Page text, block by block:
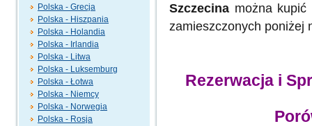
Polska - Grecja
Polska - Hiszpania
Polska - Holandia
Polska - Irlandia
Polska - Litwa
Polska - Luksemburg
Polska - Łotwa
Polska - Niemcy
Polska - Norwegia
Polska - Rosja
Szczecina można kupić
zamieszczonych poniżej
Rezerwacja i